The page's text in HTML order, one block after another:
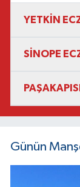
YETKİN
SİNOPE
Günün